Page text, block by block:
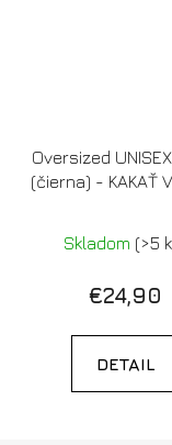
Oversized
(čierna) - KAKAŤ V
Skladom (>5
€24,90
DETAIL